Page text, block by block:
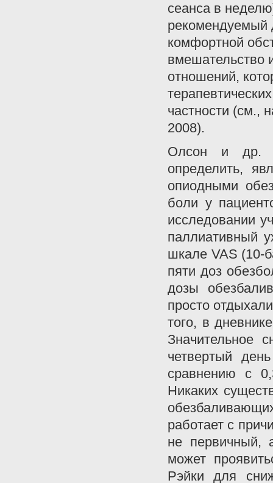
сеанса в
рекомендуемый
комфортной
вмешательство
отношений,
частности (см.,
2008).
Олсон и др.
определить,
опиодными
боли у
исследовании
паллиативный
шкале VAS (10-
пяти доз
дозы
просто
того, в
Значительное
четвертый
сравнению с
Никаких
работает с
не первичный,
может
Рэйки для